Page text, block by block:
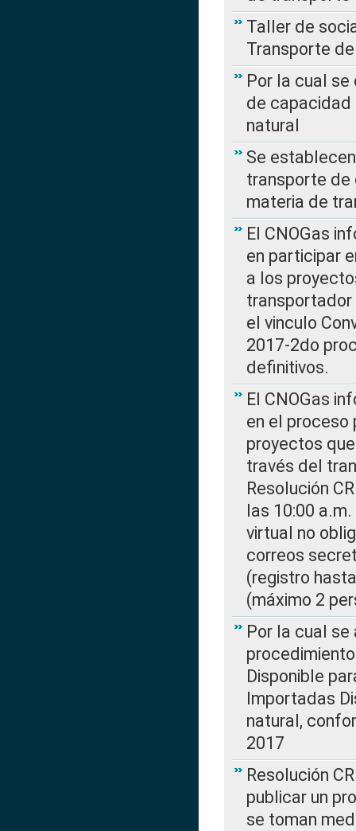
Taller de
Transporte
Por la cual
de capacidad
natural
Se
transporte de
materia de
El CNOGas
en participar
a los
transportador
el vinculo
2017-2do
definitivos.
El CNOGas
en el proceso
proyectos
través del
Resolución
las 10:00
virtual no
correos
(registro
(máximo 2
Por la cual
Disponible
Importadas
natural,
2017
Resolución
publicar un
se toman